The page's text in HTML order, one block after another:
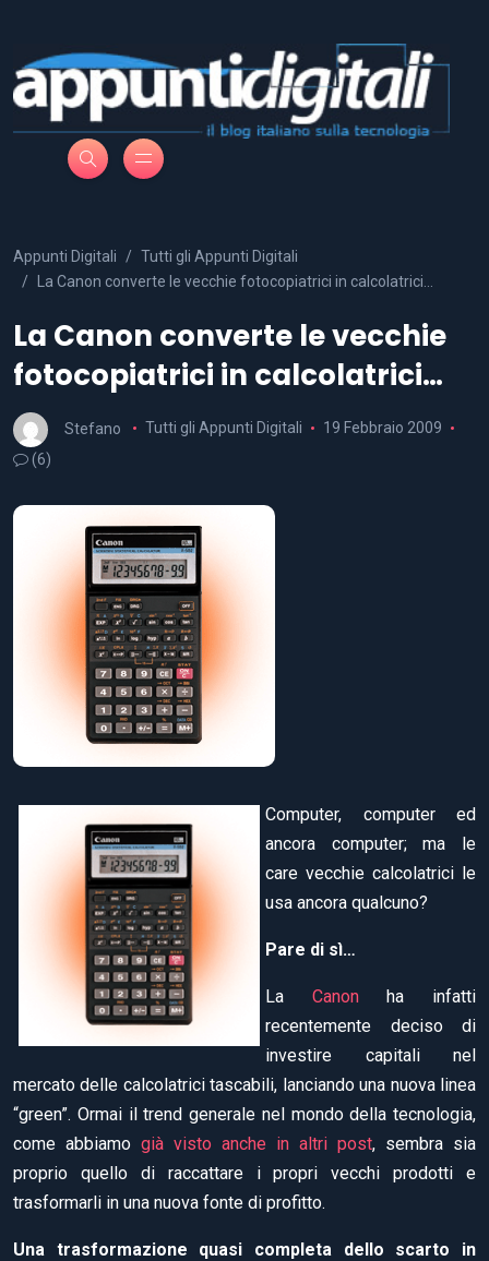
Appunti Digitali
Tutti gli Appunti Digitali
La Canon converte le vecchie fotocopiatrici in calcolatrici…
La Canon converte le vecchie
fotocopiatrici in calcolatrici…
Stefano Tutti gli Appunti Digitali
19 Febbraio 2009
(6)
Computer, computer ed
ancora computer; ma le
care vecchie calcolatrici le
usa ancora qualcuno?
Pare di sì…
La Canonha infatti
recentemente deciso di
investire capitali nel
mercato delle calcolatrici tascabili, lanciando una nuova linea
“green”. Ormai il trend generale nel mondo della tecnologia,
come abbiamo già visto anche in altri post, sembra sia
proprio quello di raccattare i propri vecchi prodotti e
trasformarli in una nuova fonte di profitto.
Una trasformazione quasi completa dello scarto in